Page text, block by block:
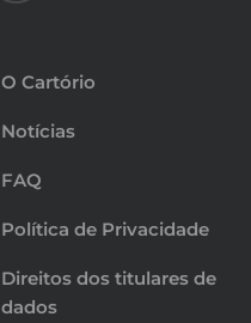
O Cartório
Notícias
FAQ
Política de Privacidade
Direitos dos titulares de
dados